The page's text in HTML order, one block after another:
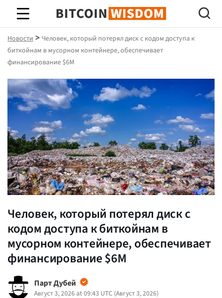
Биткойн Мудрость
Новости > Человек, который потерял диск с кодом доступа к
биткойнам в мусорном контейнере, обеспечивает
финансирование $6M
Человек, который потерял диск с
кодом доступа к биткойнам в
мусорном контейнере, обеспечивает
финансирование $6M
Парт Дубей
Август 3, 2026 at 09:43 UTC (Август 3, 2026)